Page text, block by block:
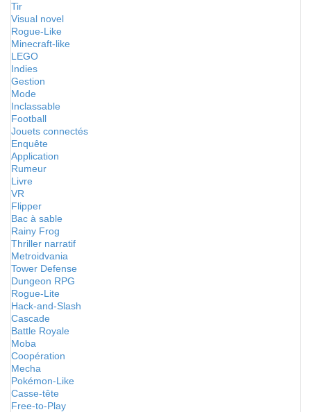
Tir
Visual novel
Rogue-Like
Minecraft-like
LEGO
Indies
Gestion
Mode
Inclassable
Football
Jouets connectés
Enquête
Application
Rumeur
Livre
VR
Flipper
Bac à sable
Rainy Frog
Thriller narratif
Metroidvania
Tower Defense
Dungeon RPG
Rogue-Lite
Hack-and-Slash
Cascade
Battle Royale
Moba
Coopération
Mecha
Pokémon-Like
Casse-tête
Free-to-Play